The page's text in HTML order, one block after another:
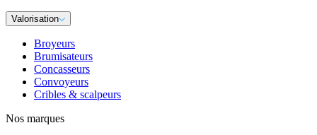
Valorisation
Broyeurs
Brumisateurs
Concasseurs
Convoyeurs
Cribles & scalpeurs
Nos marques